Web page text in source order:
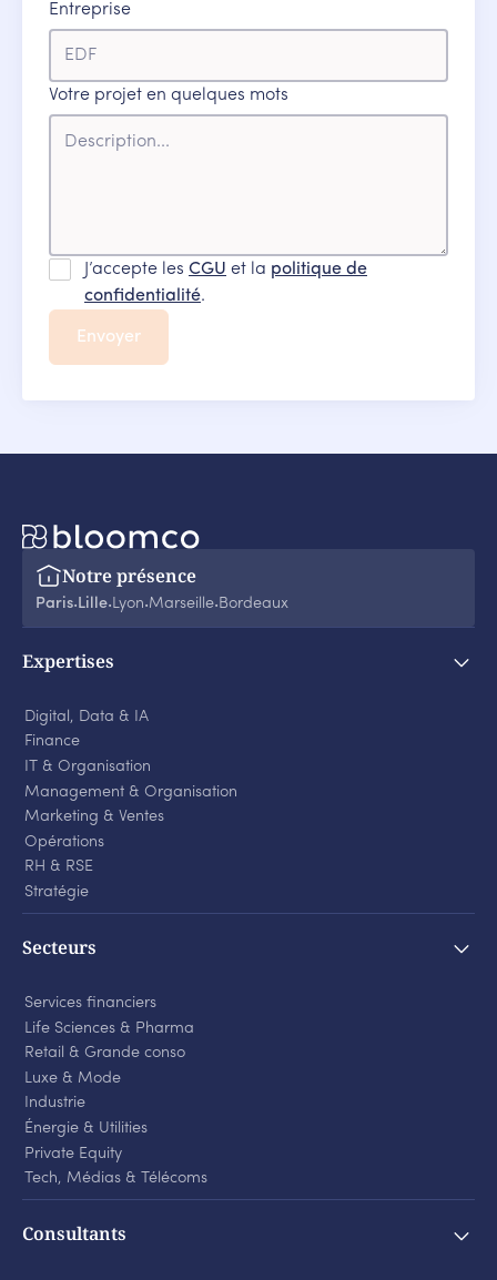
Entreprise
Votre projet en quelques mots
J’accepte les CGU et la politique de
confidentialité.
Notre présence
Paris‧ Lille‧ Lyon‧Marseille‧ Bordeaux
Expertises
Digital, Data & IA
Finance
IT & Organisation
Management & Organisation
Marketing & Ventes
Opérations
RH & RSE
Stratégie
Secteurs
Services financiers
Life Sciences & Pharma
Retail & Grande conso
Luxe & Mode
Industrie
Énergie & Utilities
Private Equity
Tech, Médias & Télécoms
Consultants